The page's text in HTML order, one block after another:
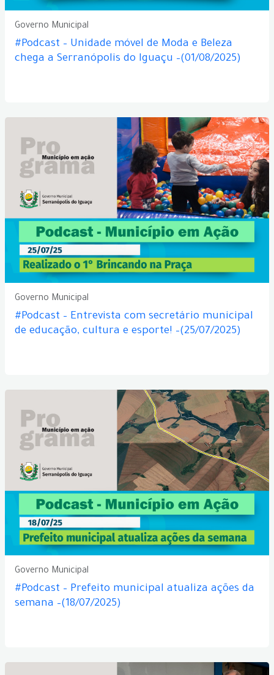
Governo Municipal
#Podcast – Unidade móvel de Moda e Beleza
chega a Serranópolis do Iguaçu –(01/08/2025)
Governo Municipal
#Podcast – Entrevista com secretário municipal
de educação, cultura e esporte! –(25/07/2025)
Governo Municipal
#Podcast – Prefeito municipal atualiza ações da
semana –(18/07/2025)